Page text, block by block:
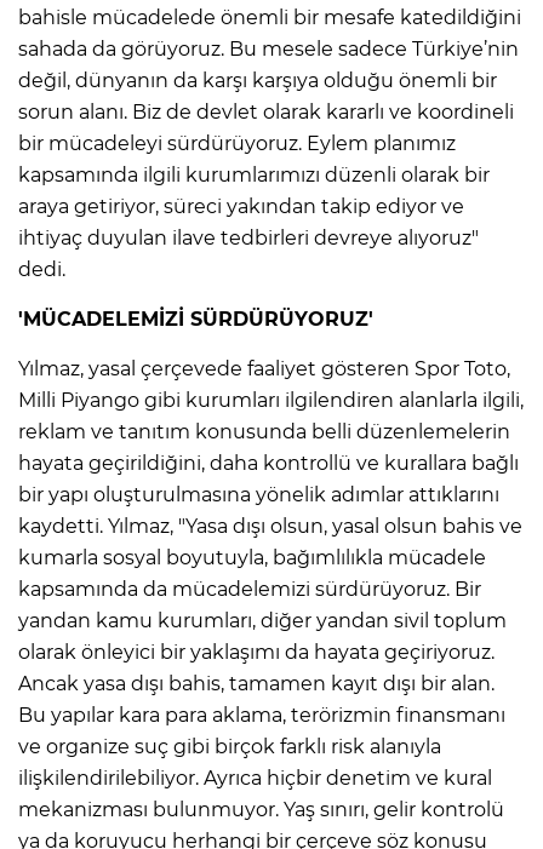
bahisle mücadelede önemli bir mesafe katedildiğini
sahada da görüyoruz. Bu mesele sadece Türkiye’nin
değil, dünyanın da karşı karşıya olduğu önemli bir
sorun alanı. Biz de devlet olarak kararlı ve koordineli
bir mücadeleyi sürdürüyoruz. Eylem planımız
kapsamında ilgili kurumlarımızı düzenli olarak bir
araya getiriyor, süreci yakından takip ediyor ve
ihtiyaç duyulan ilave tedbirleri devreye alıyoruz"
dedi.
'MÜCADELEMİZİ SÜRDÜRÜYORUZ'
Yılmaz, yasal çerçevede faaliyet gösteren Spor Toto,
Milli Piyango gibi kurumları ilgilendiren alanlarla ilgili,
reklam ve tanıtım konusunda belli düzenlemelerin
hayata geçirildiğini, daha kontrollü ve kurallara bağlı
bir yapı oluşturulmasına yönelik adımlar attıklarını
kaydetti. Yılmaz, "Yasa dışı olsun, yasal olsun bahis ve
kumarla sosyal boyutuyla, bağımlılıkla mücadele
kapsamında da mücadelemizi sürdürüyoruz. Bir
yandan kamu kurumları, diğer yandan sivil toplum
olarak önleyici bir yaklaşımı da hayata geçiriyoruz.
Ancak yasa dışı bahis, tamamen kayıt dışı bir alan.
Bu yapılar kara para aklama, terörizmin finansmanı
ve organize suç gibi birçok farklı risk alanıyla
ilişkilendirilebiliyor. Ayrıca hiçbir denetim ve kural
mekanizması bulunmuyor. Yaş sınırı, gelir kontrolü
ya da koruyucu herhangi bir çerçeve söz konusu